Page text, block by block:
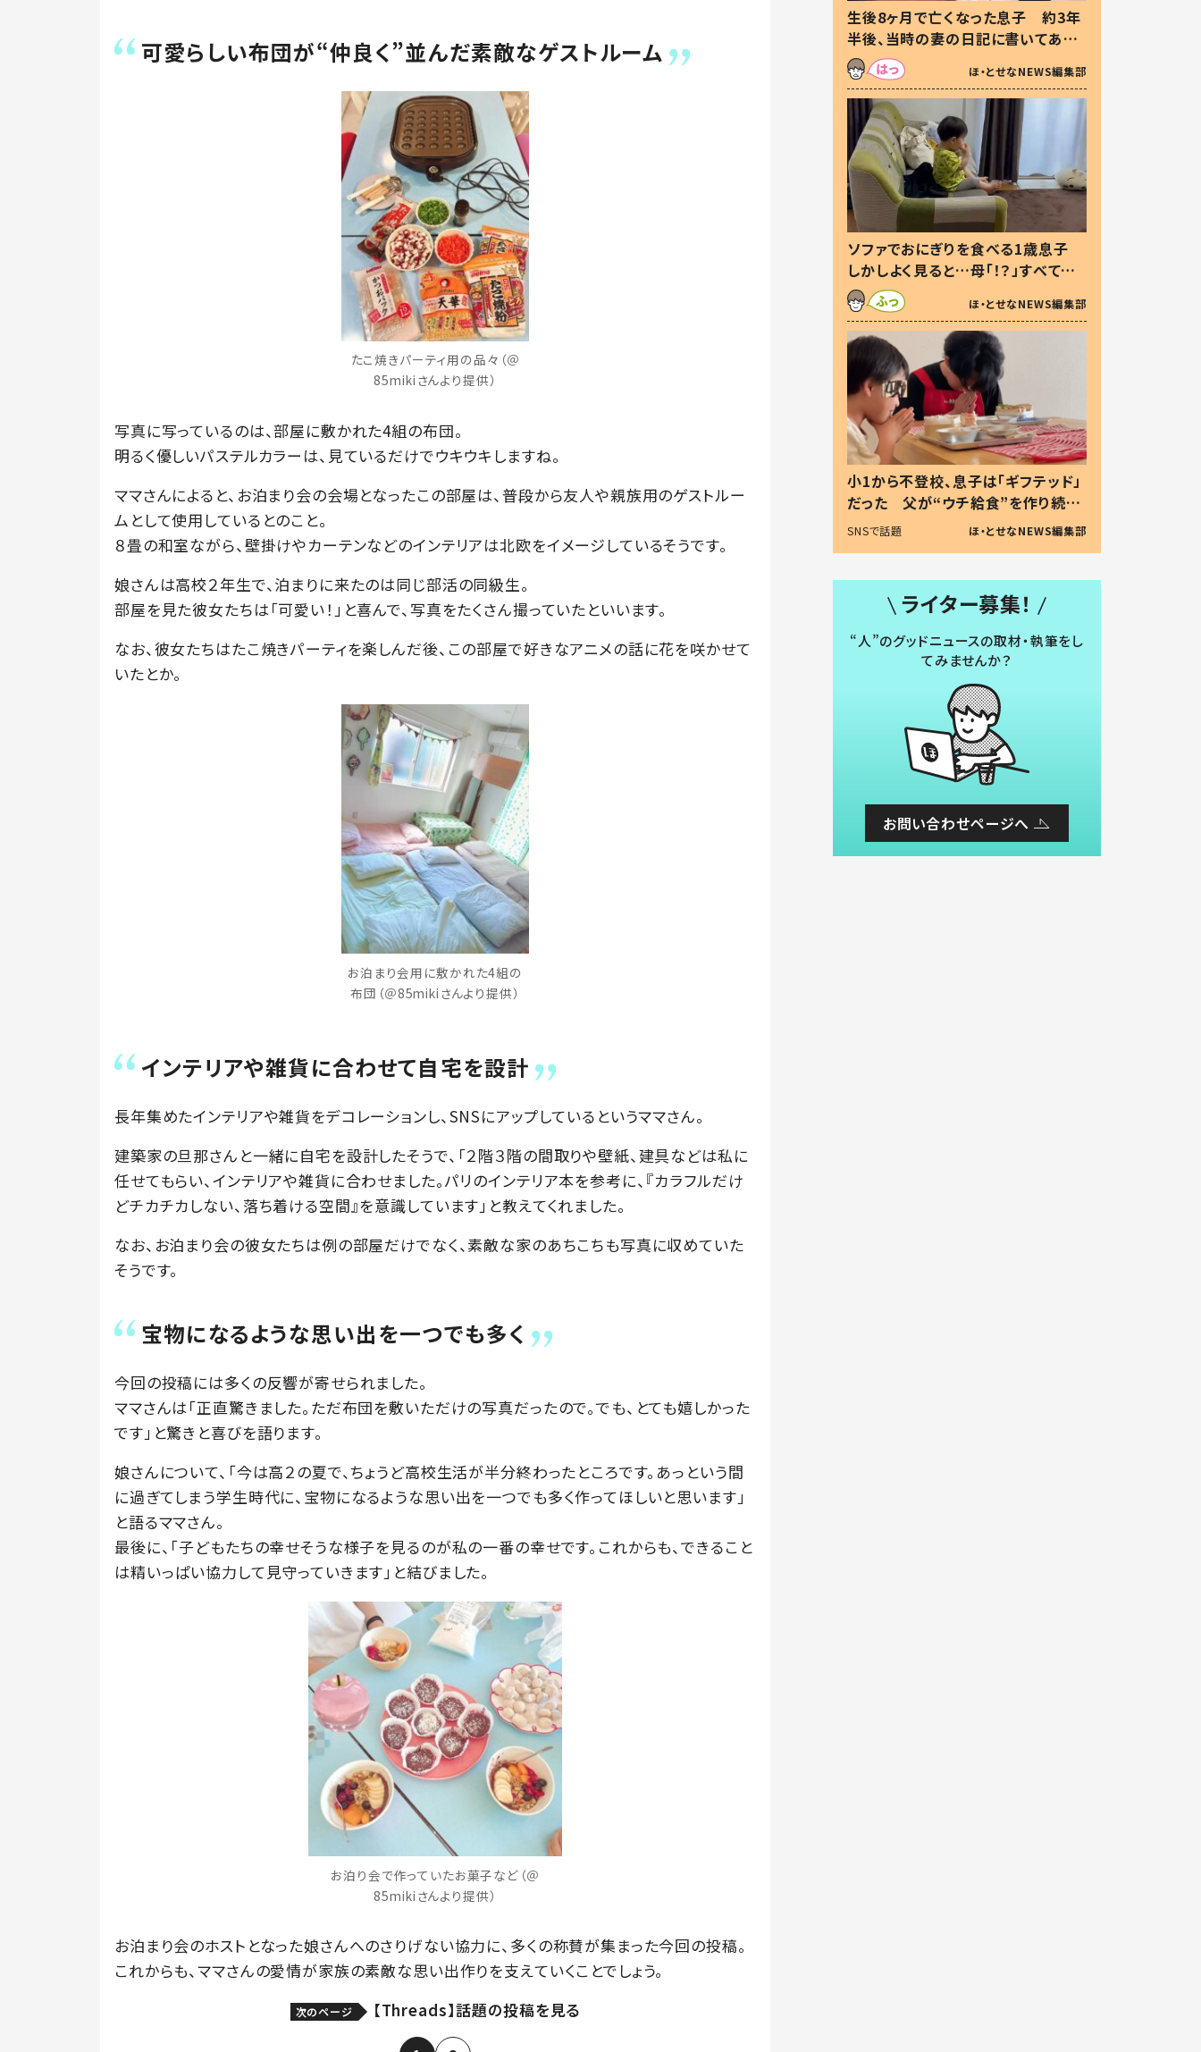
可愛らしい布団が“仲良く”並んだ素敵なゲストルーム
たこ焼きパーティ用の品々（＠
85mikiさんより提供）
写真に写っているのは、部屋に敷かれた4組の布団。
明るく優しいパステルカラーは、見ているだけでウキウキしますね。
ママさんによると、お泊まり会の会場となったこの部屋は、普段から友人や親族用のゲストルー
ムとして使用しているとのこと。
８畳の和室ながら、壁掛けやカーテンなどのインテリアは北欧をイメージしているそうです。
娘さんは高校２年生で、泊まりに来たのは同じ部活の同級生。
部屋を見た彼女たちは「可愛い！」と喜んで、写真をたくさん撮っていたといいます。
なお、彼女たちはたこ焼きパーティを楽しんだ後、この部屋で好きなアニメの話に花を咲かせて
いたとか。
お泊まり会用に敷かれた4組の
布団（＠85mikiさんより提供）
インテリアや雑貨に合わせて自宅を設計
長年集めたインテリアや雑貨をデコレーションし、SNSにアップしているというママさん。
建築家の旦那さんと一緒に自宅を設計したそうで、「２階３階の間取りや壁紙、建具などは私に
任せてもらい、インテリアや雑貨に合わせました。パリのインテリア本を参考に、『カラフルだけ
どチカチカしない、落ち着ける空間』を意識しています」と教えてくれました。
なお、お泊まり会の彼女たちは例の部屋だけでなく、素敵な家のあちこちも写真に収めていた
そうです。
宝物になるような思い出を一つでも多く
今回の投稿には多くの反響が寄せられました。
ママさんは「正直驚きました。ただ布団を敷いただけの写真だったので。でも、とても嬉しかった
です」と驚きと喜びを語ります。
娘さんについて、「今は高２の夏で、ちょうど高校生活が半分終わったところです。あっという間
に過ぎてしまう学生時代に、宝物になるような思い出を一つでも多く作ってほしいと思います」
と語るママさん。
最後に、「子どもたちの幸せそうな様子を見るのが私の一番の幸せです。これからも、できること
は精いっぱい協力して見守っていきます」と結びました。
お泊り会で作っていたお菓子など（＠
85mikiさんより提供）
お泊まり会のホストとなった娘さんへのさりげない協力に、多くの称賛が集まった今回の投稿。
これからも、ママさんの愛情が家族の素敵な思い出作りを支えていくことでしょう。
次のページ 【Threads】話題の投稿を見る
生後8ヶ月で亡くなった息子 約3年
半後、当時の妻の日記に書いてあっ
た本音とは
ほ・とせなNEWS編集部
ソファでおにぎりを食べる1歳息子
しかしよく見ると…母「！？」すべてを
察した母の投稿に「可愛いから許
す！」「現行犯〜」
ほ・とせなNEWS編集部
小1から不登校、息子は「ギフテッド」
だった 父が“ウチ給食”を作り続け
る理由とは #令和の親 #令和の子
SNSで話題 ほ・とせなNEWS編集部
ライター募集！
“人”のグッドニュースの取材・執筆をし
てみませんか？
お問い合わせページへ